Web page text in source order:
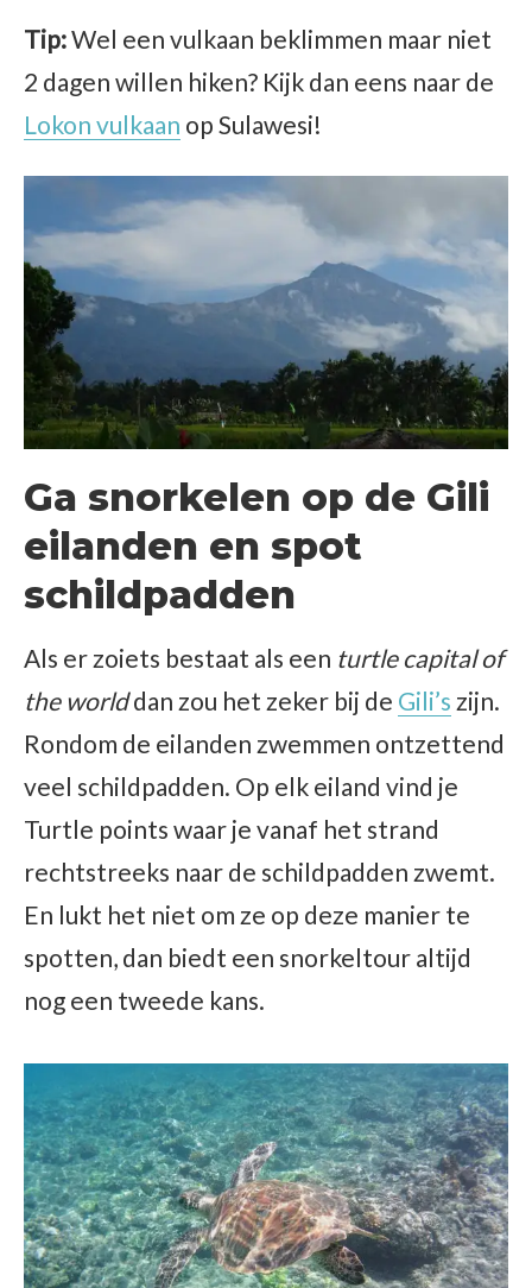
Tip:Wel een vulkaan beklimmen maar niet
2 dagen willen hiken? Kijk dan eens naar de
Lokon vulkaan op Sulawesi!
Ga snorkelen op de Gili
eilanden en spot
schildpadden
Als er zoiets bestaat als een turtle capital of
the worlddan zou het zeker bij de Gili’s zijn.
Rondom de eilanden zwemmen ontzettend
veel schildpadden. Op elk eiland vind je
Turtle points waar je vanaf het strand
rechtstreeks naar de schildpadden zwemt.
En lukt het niet om ze op deze manier te
spotten, dan biedt een snorkeltour altijd
nog een tweede kans.